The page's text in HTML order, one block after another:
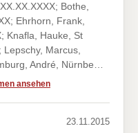
Bothe,
Ehrhorn, Frank,
Knafla, Hauke, St
Marcus,
André, Nürnbe…
ansehen
23.11.2015